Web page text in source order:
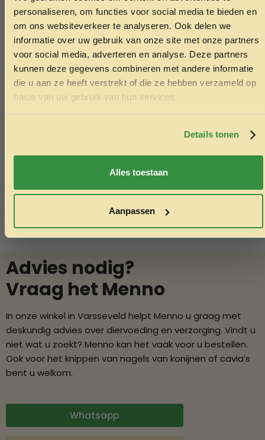
personaliseren, om functies voor social media te bieden en
om ons websiteverkeer te analyseren. Ook delen we
informatie over uw gebruik van onze site met onze partners
voor social media, adverteren en analyse. Deze partners
kunnen deze gegevens combineren met andere informatie
die u aan ze heeft verstrekt of die ze hebben verzameld op
basis van uw gebruik van hun services.
Details tonen
Alles toestaan
Aanpassen
Halsterset Initial fuchsia pony
Toevoegen aan winkelwagen
Advies nodig?
Vraag het Menno
In onze winkel in Varsseveld helpt Menno u graag met
deskundig advies over diervoeding en verzorging. Vindt u
niet wat u zoekt? Menno kan het vaak voor u bestellen.
Ook voor het knippen van nagels van konijnen of cavia’s
bent u welkom.
Whatsapp
ONTVANG 5% KORTING OP
JE EERSTE BESTELLING!
Ontvang korting
Door je in te schrijven ga je akkoord met het ontvangen van
Nee, ik wil geen korting